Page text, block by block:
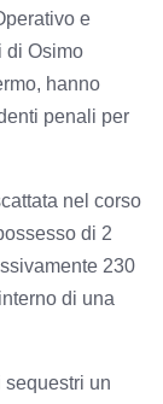
e
di Osimo
hanno
penali per
nel corso
di 2
230
di una
sequestri un